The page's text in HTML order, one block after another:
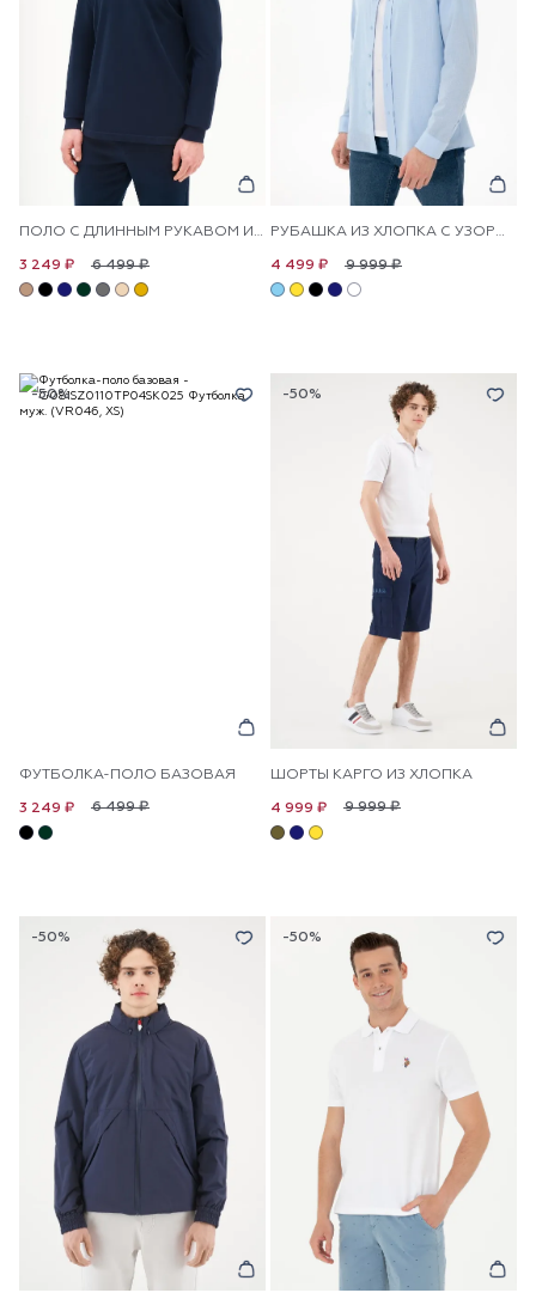
ПОЛО С ДЛИННЫМ РУКАВОМ ИЗ ХЛОПКА
6 499 ₽
3 249 ₽
РУБАШКА ИЗ ХЛОПКА С УЗОРОМ ПРЯМАЯ
9 999 ₽
4 499 ₽
-50%
ФУТБОЛКА-ПОЛО БАЗОВАЯ
6 499 ₽
3 249 ₽
-50%
ШОРТЫ КАРГО ИЗ ХЛОПКА
9 999 ₽
4 999 ₽
-50% -50%